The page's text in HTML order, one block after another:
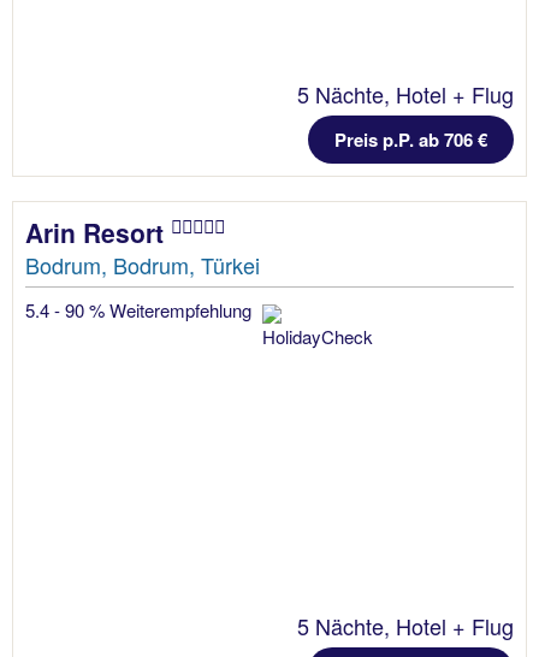
5 Nächte, Hotel + Flug
Preis p.P. ab 706 €
Arin Resort
Bodrum, Bodrum, Türkei
5.4 - 90 % Weiterempfehlung
5 Nächte, Hotel + Flug